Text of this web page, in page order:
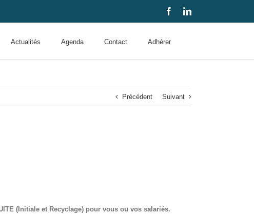
FacebookLinkedIn
Actualités Agenda Contact Adhérer
Précédent Suivant
(Initiale et Recyclage) pour vous ou vos salariés.